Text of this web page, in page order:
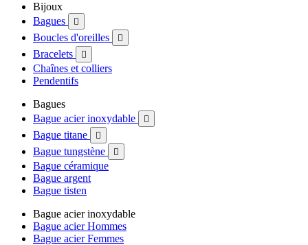
Bijoux
Bagues

Boucles d'oreilles 
Bracelets 
Chaînes et colliers
Pendentifs
Bagues
Bague acier inoxydable

Bague titane 
Bague tungstène 
Bague céramique
Bague argent
Bague tisten
Bague acier inoxydable
Bague acier Hommes
Bague acier Femmes